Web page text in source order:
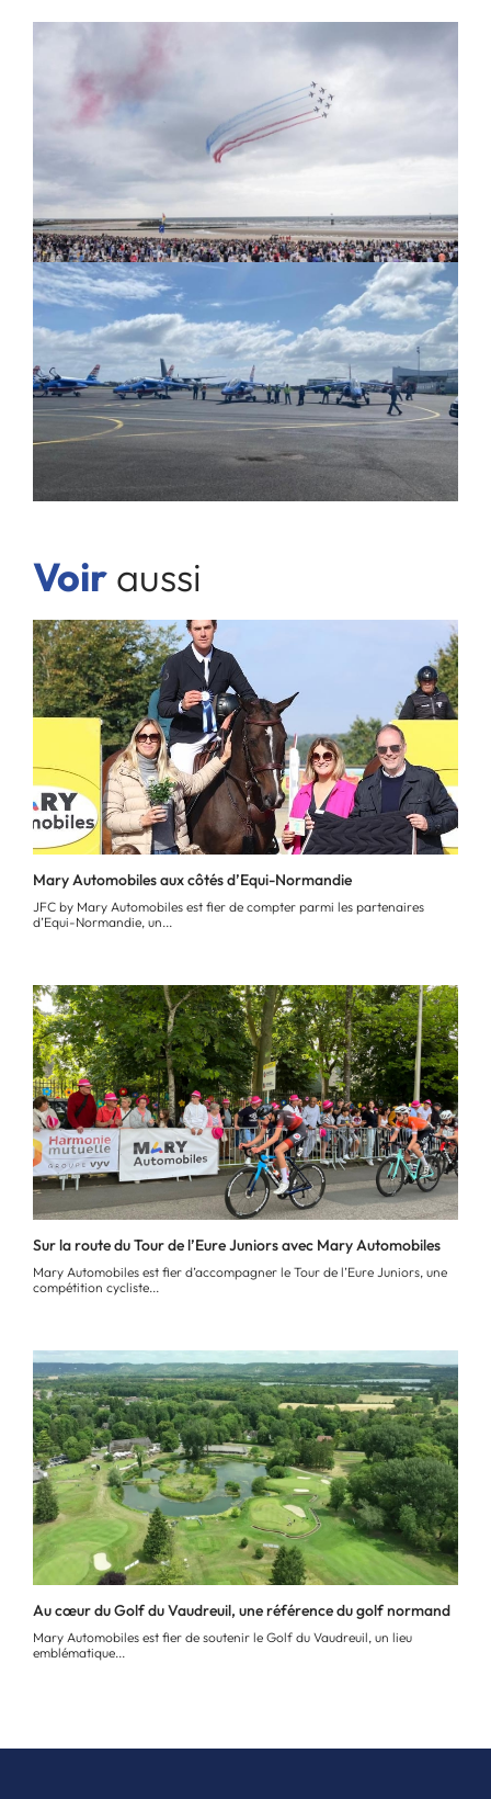
Voir aussi
Mary Automobiles aux côtés d’Equi-Normandie
JFC by Mary Automobiles est fier de compter parmi les partenaires
d’Equi-Normandie, un...
Sur la route du Tour de l’Eure Juniors avec Mary Automobiles
Mary Automobiles est fier d’accompagner le Tour de l’Eure Juniors, une
compétition cycliste...
Au cœur du Golf du Vaudreuil, une référence du golf normand
Mary Automobiles est fier de soutenir le Golf du Vaudreuil, un lieu
emblématique...